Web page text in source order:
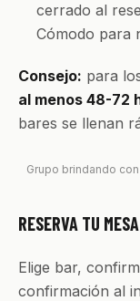
cerrado al
Cómodo para
Consejo: para
al menos 48-72
bares se llenan
Grupo brindando
RESERVA TU
Elige bar,
confirmación al